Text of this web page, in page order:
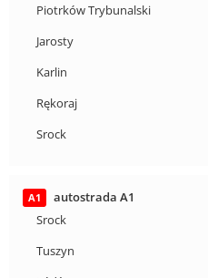
Piotrków Trybunalski
Jarosty
Karlin
Rękoraj
Srock
A1
autostrada A1
Srock
Tuszyn